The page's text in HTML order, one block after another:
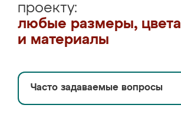
проекту:
любые размеры, цвета
и материалы
Часто задаваемые вопросы